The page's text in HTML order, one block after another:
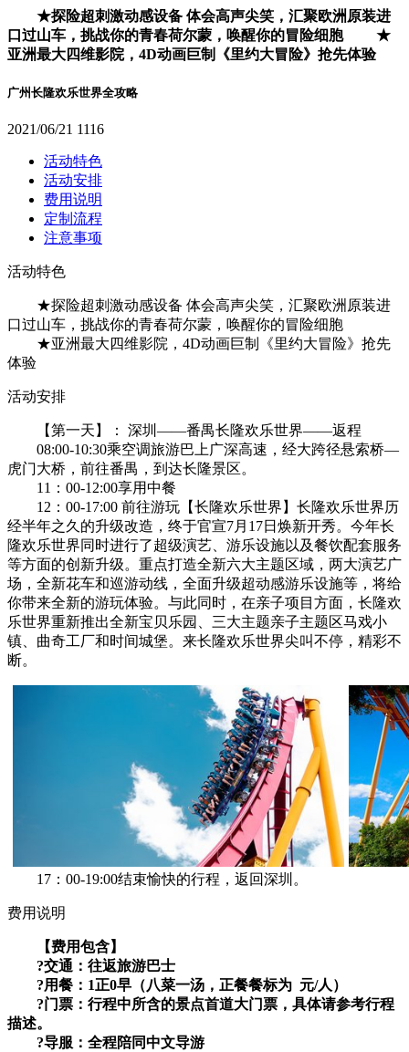
★探险超刺激动感设备 体会高声尖笑，汇聚欧洲原装进
口过山车，挑战你的青春荷尔蒙，唤醒你的冒险细胞 ★
亚洲最大四维影院，4D动画巨制《里约大冒险》抢先体验
广州长隆欢乐世界全攻略
2021/06/21 1116
活动特色
活动安排
费用说明
定制流程
注意事项
活动特色
★探险超刺激动感设备 体会高声尖笑，汇聚欧洲原装进
口过山车，挑战你的青春荷尔蒙，唤醒你的冒险细胞
★亚洲最大四维影院，4D动画巨制《里约大冒险》抢先
体验
活动安排
【第一天】： 深圳——番禺长隆欢乐世界——返程
08:00-10:30乘空调旅游巴上广深高速，经大跨径悬索桥—
虎门大桥，前往番禺，到达长隆景区。
11：00-12:00享用中餐
12：00-17:00 前往游玩【长隆欢乐世界】长隆欢乐世界历
经半年之久的升级改造，终于官宣7月17日焕新开秀。今年长
隆欢乐世界同时进行了超级演艺、游乐设施以及餐饮配套服务
等方面的创新升级。重点打造全新六大主题区域，两大演艺广
场，全新花车和巡游动线，全面升级超动感游乐设施等，将给
你带来全新的游玩体验。与此同时，在亲子项目方面，长隆欢
乐世界重新推出全新宝贝乐园、三大主题亲子主题区马戏小
镇、曲奇工厂和时间城堡。来长隆欢乐世界尖叫不停，精彩不
断。
17：00-19:00结束愉快的行程，返回深圳。
费用说明
【费用包含】
?交通：往返旅游巴士
?用餐：1正0早（八菜一汤，正餐餐标为 元/人）
?门票：行程中所含的景点首道大门票，具体请参考行程
描述。
?导服：全程陪同中文导游